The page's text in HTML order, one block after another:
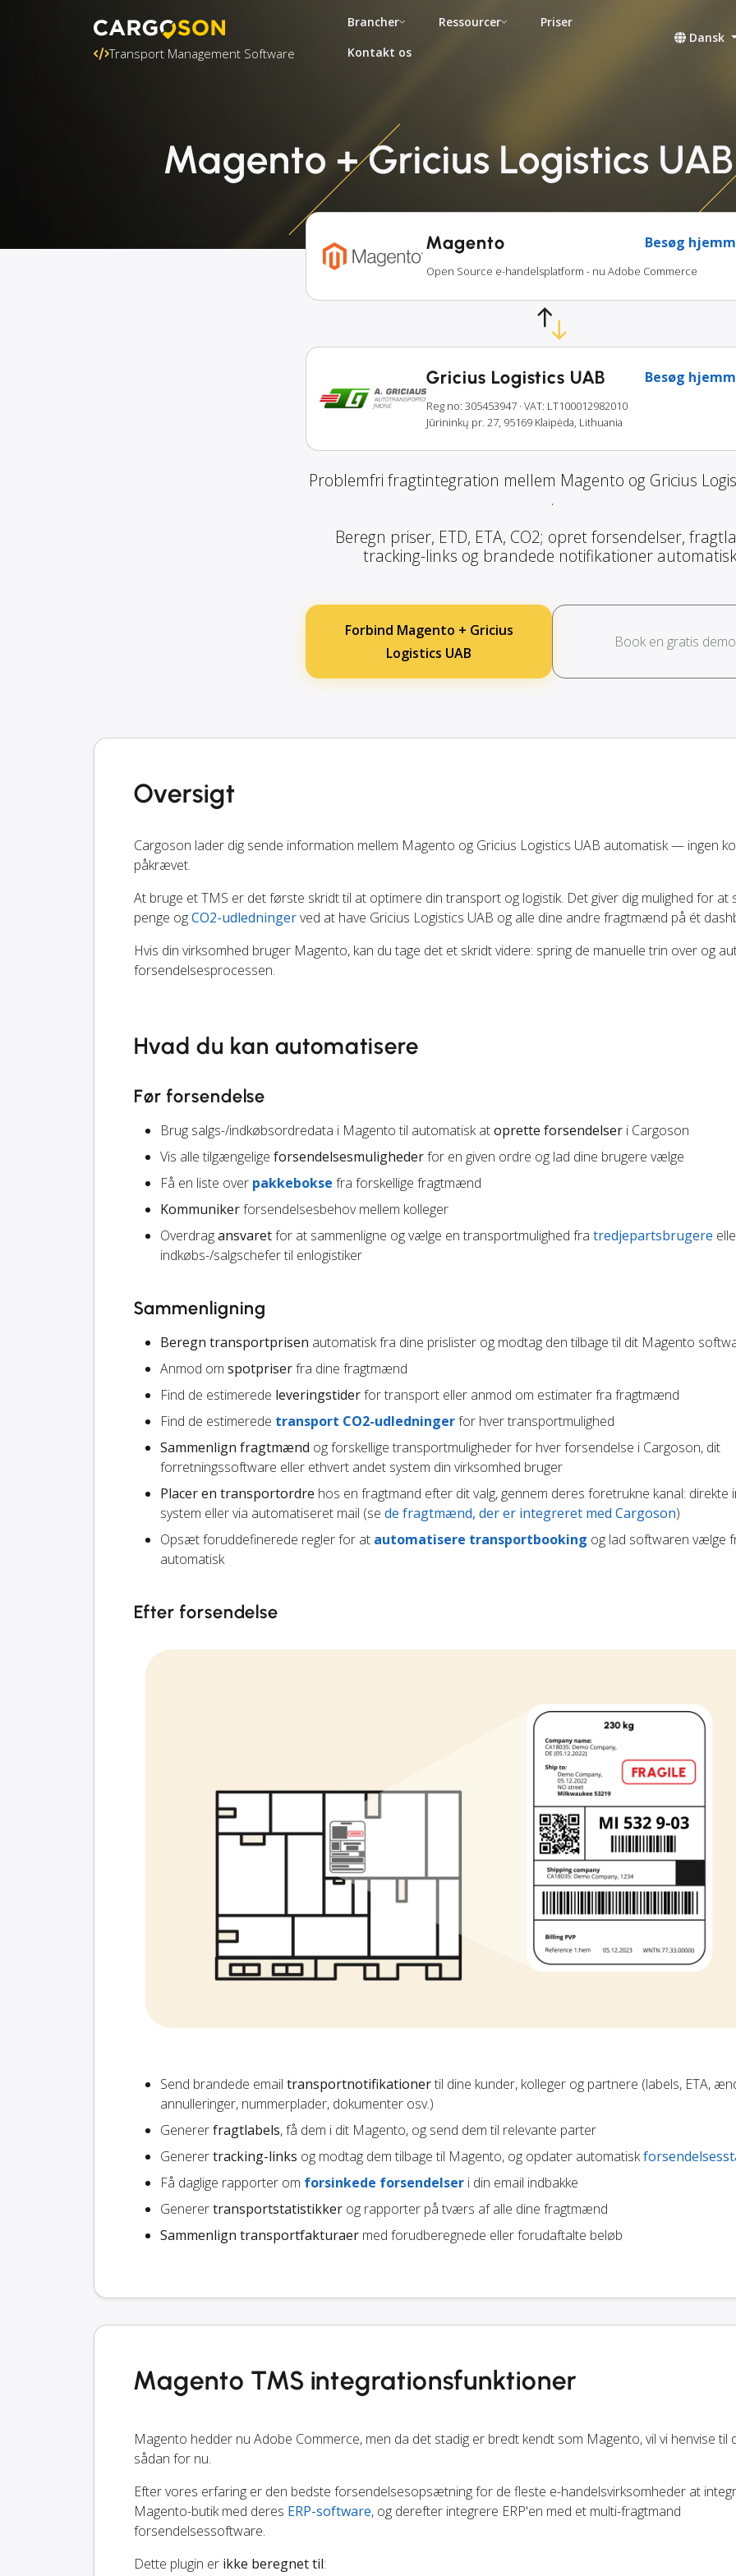
Transport Management Software
Brancher Ressourcer
Priser
Kontakt os
Dansk
Magento + Gricius Logistics
Magento Besøg
Open Source e-handelsplatform - nu Adobe Commerce
Gricius Logistics UAB Besøg
Reg no: 305453947 · VAT: LT100012982010
Jūrininkų pr. 27, 95169 Klaipėda, Lithuania
Problemfri fragtintegration mellem Magento og Gricius
.
Beregn priser, ETD, ETA, CO2; opret forsendelser,
tracking-links og brandede notifikationer
Forbind Magento + Gricius
Logistics UAB
Book en gratis demo
Oversigt
Cargoson lader dig sende information mellem Magento og Gricius Logistics UAB automatisk — ingen
påkrævet.
At bruge et TMS er det første skridt til at optimere din transport og logistik. Det giver dig mulighed for at
penge ogCO2-udledningerved at have Gricius Logistics UAB og alle dine andre fragtmænd på ét
Hvis din virksomhed bruger Magento, kan du tage det et skridt videre: spring de manuelle trin over og
forsendelsesprocessen.
Hvad du kan automatisere
Før forsendelse
Brug salgs-/indkøbsordredata i Magento til automatisk atoprette forsendelser i Cargoson
Vis alle tilgængelige forsendelsesmulighederfor en given ordre og lad dine brugere vælge
Få en liste over pakkebokse fra forskellige fragtmænd
Kommunikerforsendelsesbehov mellem kolleger
Overdragansvaretfor at sammenligne og vælge en transportmulighed fra tredjepartsbrugere
indkøbs-/salgschefer til enlogistiker
Sammenligning
Beregn transportprisen automatisk fra dine prislister og modtag den tilbage til dit Magento
Anmod om spotpriserfra dine fragtmænd
Find de estimerede leveringstiderfor transport eller anmod om estimater fra fragtmænd
Find de estimerede transport CO2-udledningerfor hver transportmulighed
Sammenlign fragtmænd og forskellige transportmuligheder for hver forsendelse i Cargoson, dit
forretningssoftware eller ethvert andet system din virksomhed bruger
Placer en transportordre hos en fragtmand efter dit valg, gennem deres foretrukne kanal: direkte
system eller via automatiseret mail (se de fragtmænd, der er integreret med Cargoson)
Opsæt foruddefinerede regler for at automatisere transportbooking og lad softwaren vælge
automatisk
Efter forsendelse
Send brandede email transportnotifikationertil dine kunder, kolleger og partnere (labels, ETA,
annulleringer, nummerplader, dokumenter osv.)
Genererfragtlabels, få dem i dit Magento, og send dem til relevante parter
Generertracking-links og modtag dem tilbage til Magento, og opdater automatisk
Få daglige rapporter om forsinkede forsendelser i din email indbakke
Generertransportstatistikker og rapporter på tværs af alle dine fragtmænd
Sammenlign transportfakturaer med forudberegnede eller forudaftalte beløb
Magento TMS integrationsfunktioner
Magento hedder nu Adobe Commerce, men da det stadig er bredt kendt som Magento, vil vi henvise til
sådan for nu.
Efter vores erfaring er den bedste forsendelsesopsætning for de fleste e-handelsvirksomheder at
Magento-butik med deres ERP-software, og derefter integrere ERP'en med et multi-fragtmand
forsendelsessoftware.
Dette plugin er ikke beregnet til: